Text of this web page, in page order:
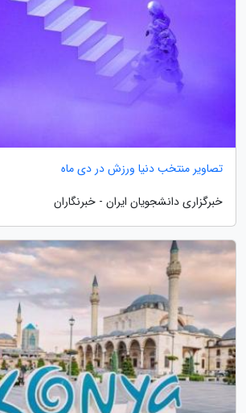
تصاویر منتخب دنیا ورزش در دی ماه
خبرگزاری دانشجویان ایران - خبرنگاران